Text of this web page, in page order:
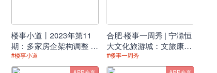
楼事小道丨2023年第11
期：多家房企架构调整 人
事变动频繁
#楼事小道
合肥·楼事一周秀 | 宁滁恒
大文化旅游城：文旅康养
大城，兑现美好生活
#楼事一周秀